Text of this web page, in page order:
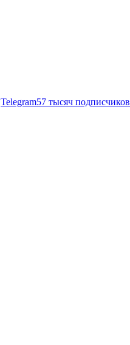
Telegram57 тысяч подписчиков